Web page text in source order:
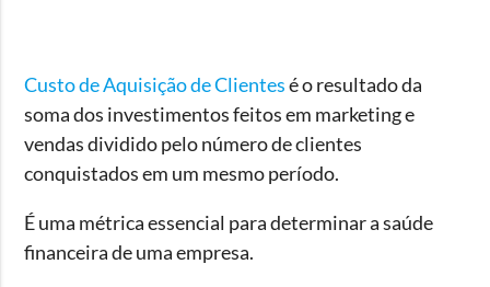
Custo de Aquisição de Clientesé o resultado da
soma dos investimentos feitos em marketing e
vendas dividido pelo número de clientes
conquistados em um mesmo período.
É uma métrica essencial para determinar a saúde
financeira de uma empresa.